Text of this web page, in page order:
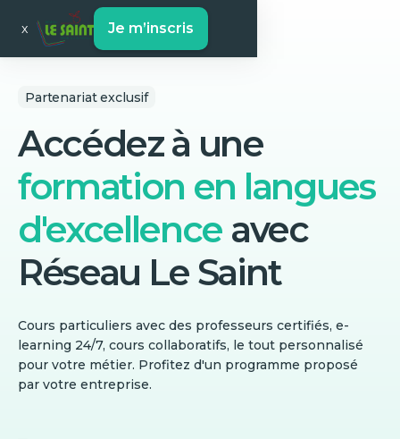
x Je m’inscris
Partenariat exclusif
Accédez à une
formation en langues
d'excellence avec
Réseau Le Saint
Cours particuliers avec des professeurs certifiés, e-
learning 24/7, cours collaboratifs, le tout personnalisé
pour votre métier. Profitez d'un programme proposé
par votre entreprise.